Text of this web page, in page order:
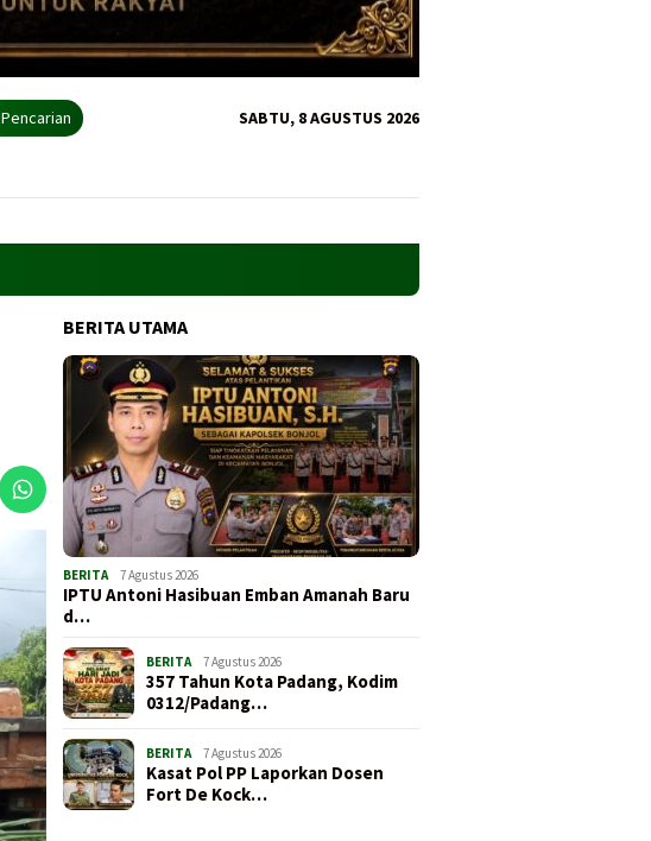
Pencarian SABTU, 8 AGUSTUS 2026
BERITA UTAMA
BERITA 7 Agustus 2026
IPTU Antoni Hasibuan Emban Amanah Baru
d…
BERITA 7 Agustus 2026
357 Tahun Kota Padang, Kodim
0312/Padang…
BERITA 7 Agustus 2026
Kasat Pol PP Laporkan Dosen
Fort De Kock…